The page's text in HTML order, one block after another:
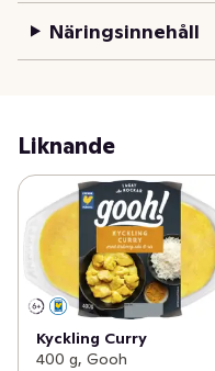
Näringsinnehåll
Liknande
Kyckling Curry
400 g, Gooh